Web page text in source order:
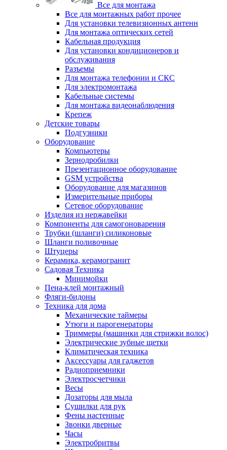
Все для монтажа
Все для монтажных работ прочее
Для установки телевизионных антенн
Для монтажа оптических сетей
Кабельная продукция
Для установки кондиционеров и
обслуживания
Разъемы
Для монтажа телефонии и СКС
Для электромонтажа
Кабельные системы
Для монтажа видеонаблюдения
Крепеж
Детские товары
Подгузники
Оборудование
Компьютеры
Зернодробилки
Презентационное оборудование
GSM устройства
Оборудование для магазинов
Измерительные приборы
Сетевое оборудование
Изделия из нержавейки
Компоненты для самогоноварения
Трубки (шланги) силиконовые
Шланги поливочные
Штуцеры
Керамика, керамогранит
Садовая Техника
Минимойки
Пена-клей монтажный
Фляги-бидоны
Техника для дома
Механические таймеры
Утюги и парогенераторы
Триммеры (машинки для стрижки волос)
Электрические зубные щетки
Климатическая техника
Аксессуары для гаджетов
Радиоприемники
Электросчетчики
Весы
Дозаторы для мыла
Сушилки для рук
Фены настенные
Звонки дверные
Часы
Электробритвы